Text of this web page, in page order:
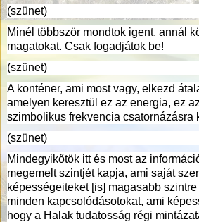
(szünet)
Minél többször mondtok igent, annál
magatokat. Csak fogadjátok be!
(szünet)
A konténer, ami most vagy, elkezd
amelyen keresztül ez az energia, ez
szimbolikus frekvencia csatornázásra
(szünet)
Mindegyikőtök itt és most az
megemelt szintjét kapja, ami saját
képességeiteket [is] magasabb
minden kapcsolódásotokat, ami
hogy a Halak tudatosság régi